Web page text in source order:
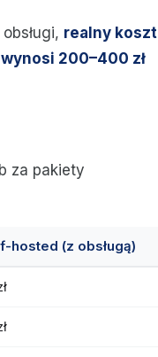
realny koszt
200–400 zł
za pakiety
hosted (z obsługą)